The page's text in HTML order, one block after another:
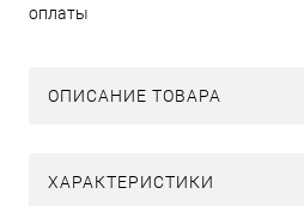
оплаты
ОПИСАНИЕ ТОВАРА
ХАРАКТЕРИСТИКИ